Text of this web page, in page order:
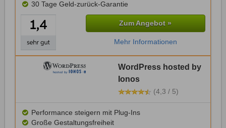
30 Tage Geld-zurück-Garantie
Zum Angebot »
Mehr Informationen
WordPress hosted by
Ionos
(4,3 / 5)
Performance steigern mit Plug-Ins
Große Gestaltungsfreiheit